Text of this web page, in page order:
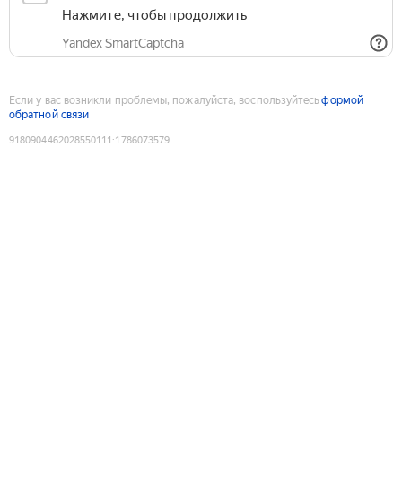
Нажмите, чтобы продолжить
Yandex SmartCaptcha
Если у вас возникли проблемы, пожалуйста, воспользуйтесьформой
обратной связи
9180904462028550111 :1786073579